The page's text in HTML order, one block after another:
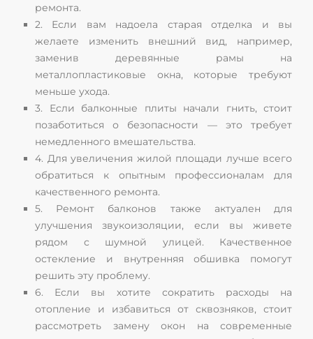
ремонта.
2. Если вам надоела старая отделка и вы
желаете изменить внешний вид, например,
заменив деревянные рамы на
металлопластиковые окна, которые требуют
меньше ухода.
3. Если балконные плиты начали гнить, стоит
позаботиться о безопасности — это требует
немедленного вмешательства.
4. Для увеличения жилой площади лучше всего
обратиться к опытным профессионалам для
качественного ремонта.
5. Ремонт балконов также актуален для
улучшения звукоизоляции, если вы живете
рядом с шумной улицей. Качественное
остекление и внутренняя обшивка помогут
решить эту проблему.
6. Если вы хотите сократить расходы на
отопление и избавиться от сквозняков, стоит
рассмотреть замену окон на современные